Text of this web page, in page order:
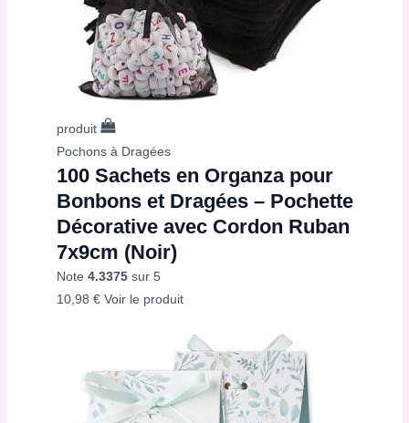
produit
Pochons à Dragées
100 Sachets en Organza pour
Bonbons et Dragées – Pochette
Décorative avec Cordon Ruban
7x9cm (Noir)
Note4.3375 sur 5
10,98€ Voir le produit